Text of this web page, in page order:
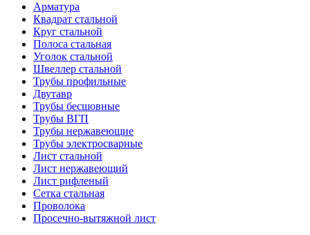
Арматура
Квадрат стальной
Круг стальной
Полоса стальная
Уголок стальной
Швеллер стальной
Трубы профильные
Двутавр
Трубы бесшовные
Трубы ВГП
Трубы нержавеющие
Трубы электросварные
Лист стальной
Лист нержавеющий
Лист рифленый
Сетка стальная
Проволока
Просечно-вытяжной лист